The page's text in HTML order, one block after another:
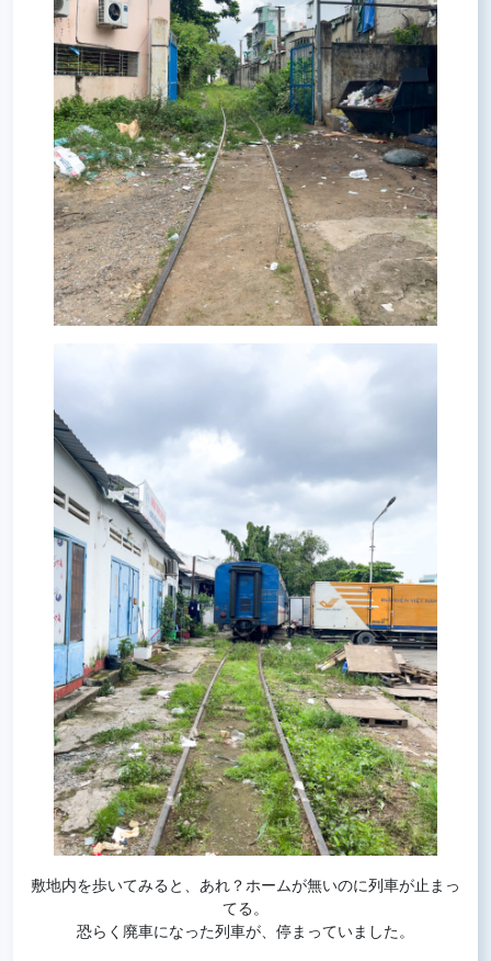
敷地内を歩いてみると、あれ？ホームが無いのに列車が止まっ
てる。
恐らく廃車になった列車が、停まっていました。